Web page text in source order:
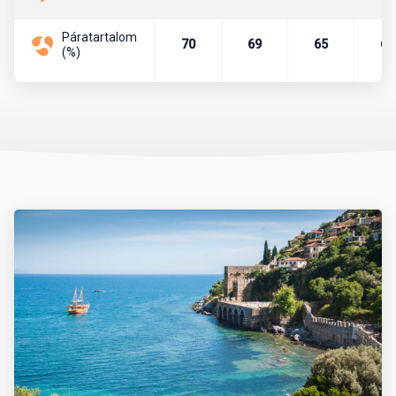
Pénznem, pénzváltás
Célszerű eurót vagy dollárt még Magyarországról magunkkal
vinni és azt a helyszínen átváltani, de csak hivatalos beváltó
helyeken, azaz hivatalos devizaváltóknál, illetve bankokban.
Nagyvárosokban és a tengerpartokon, népszerű üdülőhelyeken,
turistaközpontokban szinte mindenhol elfogadnak eurót is.
Készpénzt a devizaváltóknál célszerű váltani, mivel ott
kedvezőbb az árfolyam, mint a bankoknál. A bankok délelőtt 9 és
12 óra, délután pedig 13 és 17 óra között tartanak nyitva. A
bevásárlóközpontokban hosszabb nyitvatartással lehet számolni.
Páratartalom
(%)
70 69 65 67